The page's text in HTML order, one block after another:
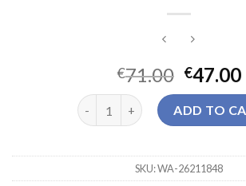
€71.00 €47.00
cascos ps5 pulse 3d quantity
ADD TO
SKU:WA-26211848